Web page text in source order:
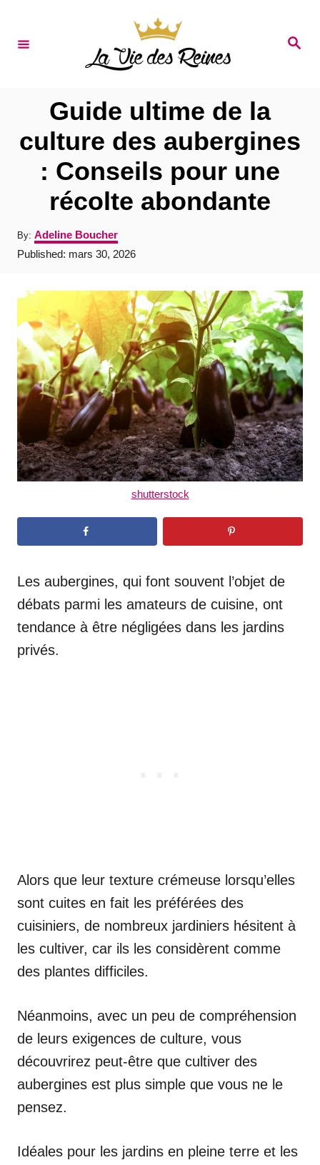
S
Guide ultime de la
culture des aubergines
: Conseils pour une
récolte abondante
By: A
u
t
o
r
Adeline Boucher
P
t
d
o
n
Published: mars 30, 2026
shutterstock
Les aubergines, qui font souvent l’objet de
débats parmi les amateurs de cuisine, ont
tendance à être négligées dans les jardins
privés.
Alors que leur texture crémeuse lorsqu’elles
sont cuites en fait les préférées des
cuisiniers, de nombreux jardiniers hésitent à
les cultiver, car ils les considèrent comme
des plantes difficiles.
Néanmoins, avec un peu de compréhension
de leurs exigences de culture, vous
découvrirez peut-être que cultiver des
aubergines est plus simple que vous ne le
pensez.
Idéales pour les jardins en pleine terre et les